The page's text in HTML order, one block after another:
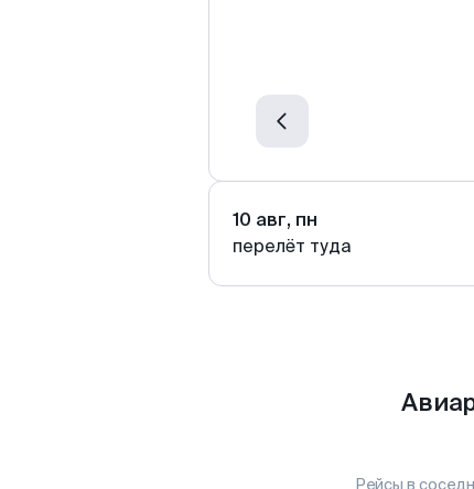
10 авг, пн
перелёт туда
Рейсы в